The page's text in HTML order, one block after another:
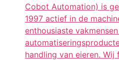
Cobot Automation) is
1997 actief in de
enthousiaste
handling van eieren.